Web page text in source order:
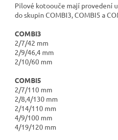
Pilové kotoouče mají provedení
do skupin COMBI3, COMBI5 a
COMBI3
2/7/42 mm
2/9/46,4 mm
2/10/60 mm
COMBI5
2/7/110 mm
2/8,4/130 mm
2/14/110 mm
4/9/100 mm
4/19/120 mm